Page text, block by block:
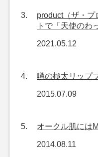
product（ザ・プ
トで「天使のわ
2021.05.12
噂の極太リップ
2015.07.09
オークル肌には
2014.08.11